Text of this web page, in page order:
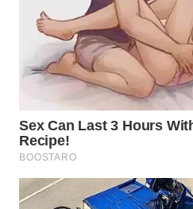
WN
PRIANGAN
TIMUR
WN
SOLO